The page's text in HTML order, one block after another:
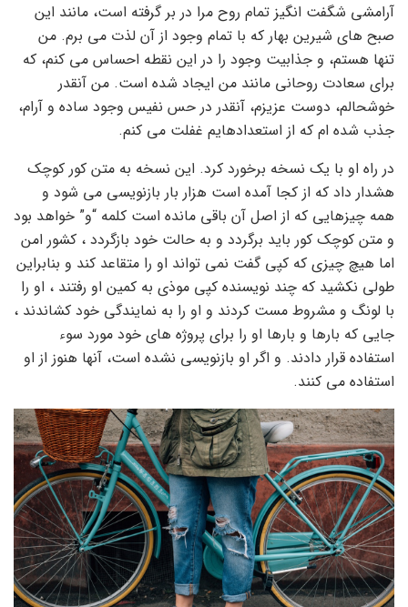
آرامشی شگفت انگیز تمام روح مرا در بر گرفته است، مانند این
صبح های شیرین بهار که با تمام وجود از آن لذت می برم. من
تنها هستم، و جذابیت وجود را در این نقطه احساس می کنم، که
برای سعادت روحانی مانند من ایجاد شده است. من آنقدر
خوشحالم، دوست عزیزم، آنقدر در حس نفیس وجود ساده و آرام،
جذب شده ام که از استعدادهایم غفلت می کنم.
در راه او با یک نسخه برخورد کرد. این نسخه به متن کور کوچک
هشدار داد که از کجا آمده است هزار بار بازنویسی می شود و
همه چیزهایی که از اصل آن باقی مانده است کلمه “و” خواهد بود
و متن کوچک کور باید برگردد و به حالت خود بازگردد ، کشور امن
اما هیچ چیزی که کپی گفت نمی تواند او را متقاعد کند و بنابراین
طولی نکشید که چند نویسنده کپی موذی به کمین او رفتند ، او را
با لونگ و مشروط مست کردند و او را به نمایندگی خود کشاندند ،
جایی که بارها و بارها او را برای پروژه های خود مورد سوء
استفاده قرار دادند. و اگر او بازنویسی نشده است، آنها هنوز از او
استفاده می کنند.